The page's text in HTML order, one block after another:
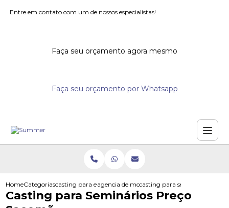
Entre em contato com um de nossos especialistas!
Faça seu orçamento agora mesmo
Faça seu orçamento por Whatsapp
HomeCategoriascasting para eventosagencia de modelos para eventos
casting para seminarios preco
Casting para Seminários Preço